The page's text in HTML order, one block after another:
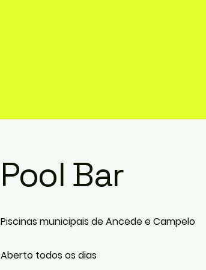
Pool Bar
Piscinas municipais de Ancede e Campelo
Aberto todos os dias